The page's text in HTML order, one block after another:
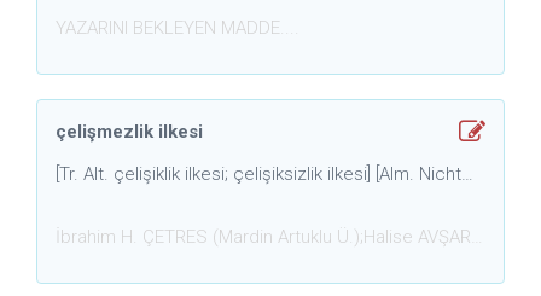
YAZARINI BEKLEYEN MADDE....
çelişmezlik ilkesi
​[Tr. Alt. çelişiklik ilkesi; çelişiksizlik ilkesi] [Alm. Nichtwiderspruchsprinzip / Widerspruchsprinzip] [Fr. Principe de non-contradiction / Principe de contradiction ] [İng. Principle of non-contradiction / Principle of contradiction ] [Es. Tr. Tenakuz mebdei ] [Lat. principium contradictionis ]